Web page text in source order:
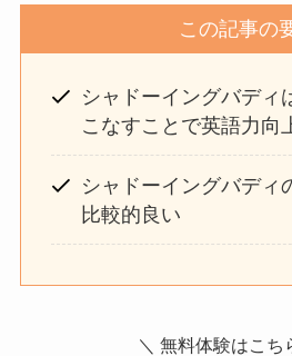
この記事の
シャドーイングバディ
こなすことで英語力向
シャドーイングバディ
比較的良い
＼ 無料体験はこち